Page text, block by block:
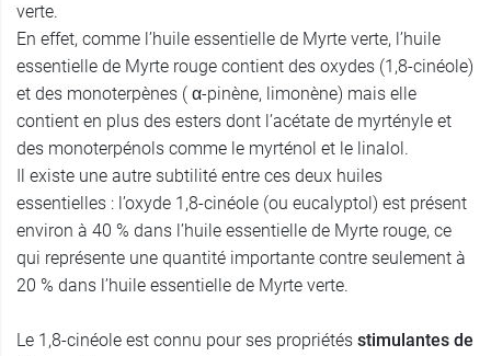
verte.
En effet, comme l’huile essentielle de Myrte verte, l’huile
essentielle de Myrte rouge contient des oxydes (1,8-cinéole)
et des monoterpènes ( α-pinène, limonène) mais elle
contient en plus des esters dont l’acétate de myrtényle et
des monoterpénols comme le myrténol et le linalol.
Il existe une autre subtilité entre ces deux huiles
essentielles : l’oxyde 1,8-cinéole (ou eucalyptol) est présent
environ à 40 % dans l’huile essentielle de Myrte rouge, ce
qui représente une quantité importante contre seulement à
20 % dans l’huile essentielle de Myrte verte.
Le 1,8-cinéole est connu pour ses propriétés stimulantes de